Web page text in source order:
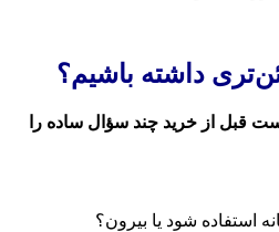
داشته باشیم؟
قبل از خرید چند سؤال ساده را
استفاده شود یا بیرون؟